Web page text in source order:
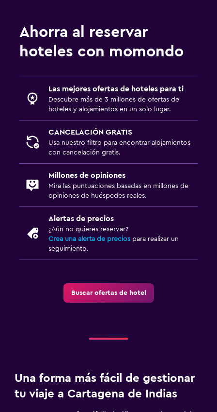
Ahorra al reservar
hoteles con momondo
Las mejores ofertas de hoteles para ti
Descubre más de 3 millones de ofertas de
hoteles y alojamientos en un solo lugar.
CANCELACIÓN GRATIS
Usa nuestro filtro para encontrar alojamientos
con cancelación gratis.
Millones de opiniones
Mira las puntuaciones basadas en millones de
opiniones de huéspedes reales.
Alertas de precios
¿Aún no quieres reservar?
Crea una alerta de precios para realizar un
seguimiento.
Buscar ofertas de hotel
Una forma más fácil de gestionar
tu viaje a Cartagena de Indias